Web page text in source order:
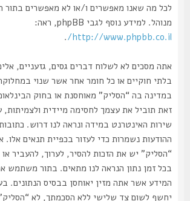
לכל מה שאנו מאפשרים ו/או לא מאפשרים בתור תוכן
מנוהל. למידע נוסף לגבי phpBB, ראה:
http://www.phpbb.co.il/
.
אתה מסכים לא לשלוח דברים גסים, גזעניים, אלימים,
בלתי חוקיים או כל חומר אחר אשר שנוי במחלוקת
במדינה בה “הסליק” מאוחסנת או בחוק הבינלאומי.
זאת תוביל את עצמך לחסימה מיידית ולצמיתות, עם
ההודעות נשמרות כדי לעזור בכפיית תנאים אלו. אתה
“הסליק” יש את הזכות להסיר, לערוך, להעביר או
בכל זמן נתון הנראה לנו מתאים. בתור משתמש אתה
המידע אשר אתה מזין יאוחסן בבסיס הנתונים. בעוד